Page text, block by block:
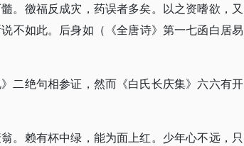
。徼福反成灾，药误者多矣。以之资嗜欲，又
不如此。后身如（《全唐诗》第一七函白居易
二绝句相参证，然而《白氏长庆集》六六有开
。赖有杯中绿，能为面上红。少年心不远，只